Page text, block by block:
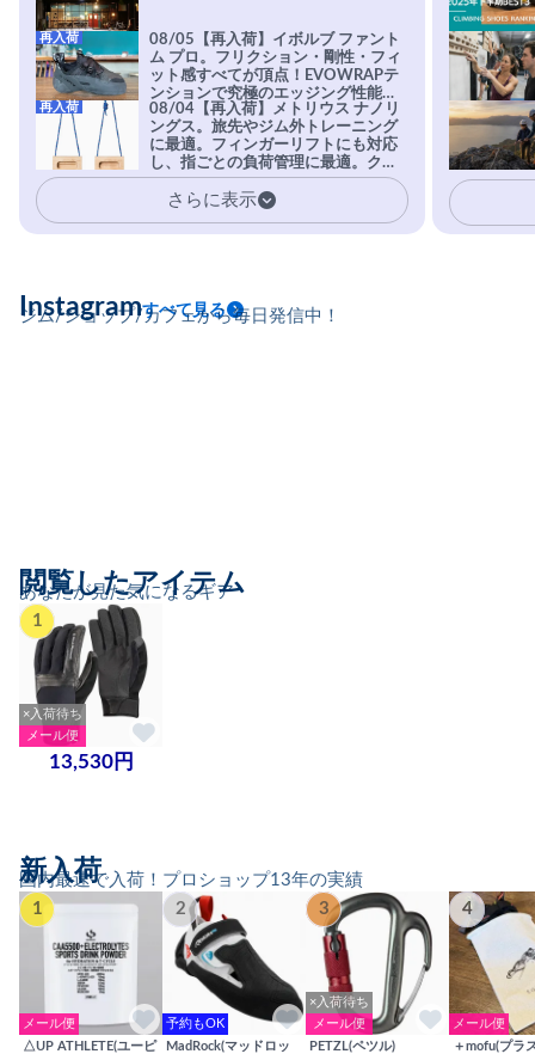
08/05【再入荷】イボルブ ファント
ム プロ。フリクション・剛性・フィ
ット感すべてが頂点！EVOWRAPテ
ンションで究極のエッジング性能を
実現。進化系ラバーEvo-74はTRAX
を凌駕する粘着力で極小ホールドに
安心感。
再入荷
08/04【再入荷】メトリウス ナノリ
ングス。旅先やジム外トレーニング
に最適。フィンガーリフトにも対応
し、指ごとの負荷管理に最適。クラ
イマーの指を本気で鍛えるギア。
再入荷
さらに表示
ジム/ショップ/カフェから毎日発信中！
Instagramすべて見る
あなたが見た気になるギア
閲覧したアイテム
1
×入荷待ち
メール便
13,530円
国内最速で入荷！プロショップ13年の実績
新入荷
1
メール便
△UP ATHLETE(ユーピ
2
予約もOK
MadRock(マッドロッ
3
×入荷待ち
メール便
PETZL(ペツル)
4
メール便
＋mofu(プラ